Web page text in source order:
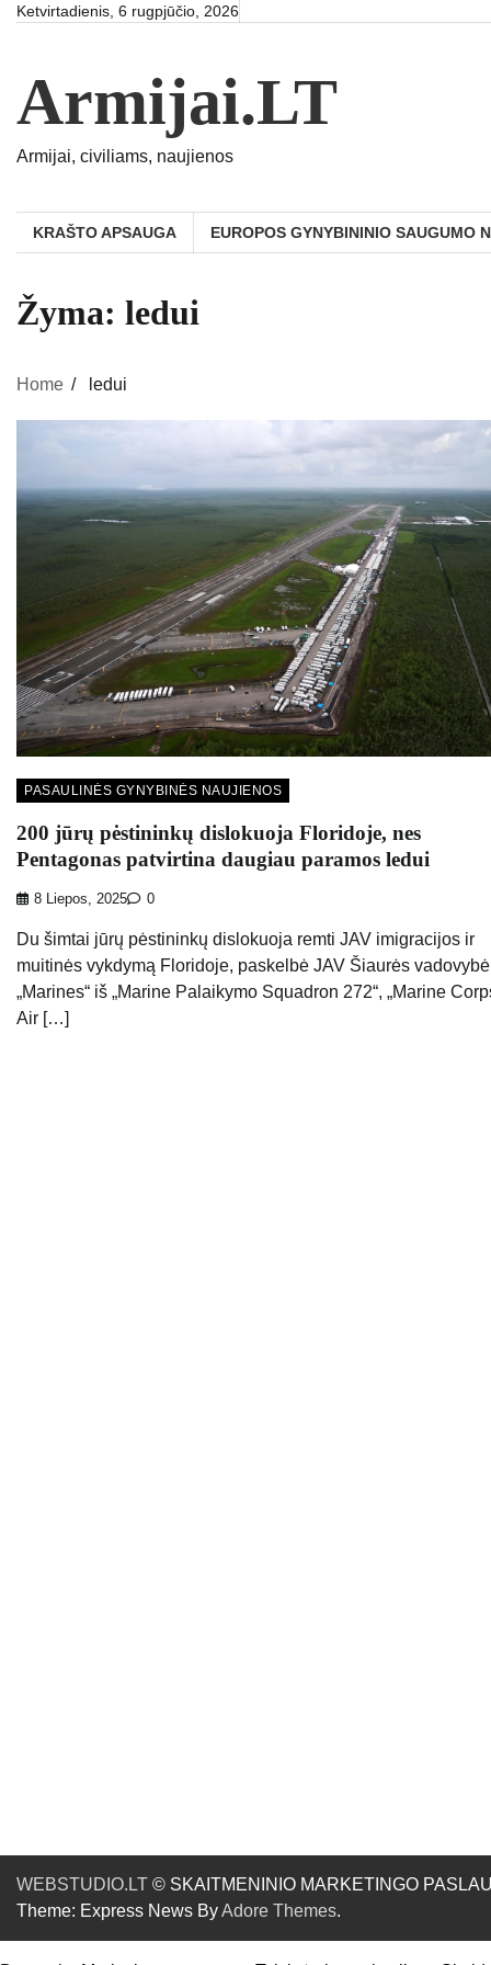
SkipKetvirtadienis, 6 rugpjūčio, 2026
Armijai.LT
Armijai, civiliams, naujienos
KRAŠTO APSAUGA EUROPOS GYNYBININIO SAUGUMO
Žyma: ledui
Home ledui
PASAULINĖS GYNYBINĖS NAUJIENOS
200 jūrų pėstininkų dislokuoja Floridoje, nes
Pentagonas patvirtina daugiau paramos ledui
8 Liepos, 2025 0
Du šimtai jūrų pėstininkų dislokuoja remti JAV imigracijos ir
muitinės vykdymą Floridoje, paskelbė JAV Šiaurės
„Marines“ iš „Marine Palaikymo Squadron 272“, „Marine
Air […]
WEBSTUDIO.LT © SKAITMENINIO MARKETINGO
Theme: Express News ByAdore Themes.